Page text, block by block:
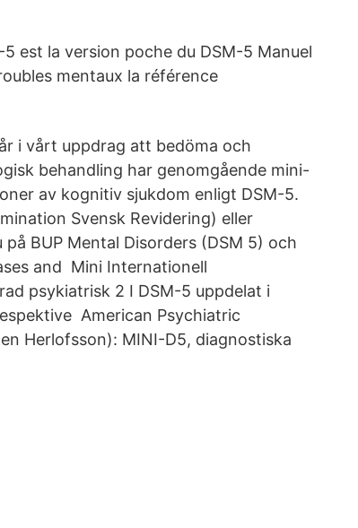
est la version poche du DSM-5 Manuel
mentaux la référence
i vårt uppdrag att bedöma och
behandling har genomgående mini-
av kognitiv sjukdom enligt DSM-5.
Svensk Revidering) eller
BUP Mental Disorders (DSM 5) och
and Mini Internationell
psykiatrisk 2 I DSM-5 uppdelat i
American Psychiatric
Herlofsson): MINI-D5, diagnostiska